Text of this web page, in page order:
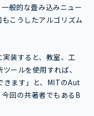
般的な畳み込みニュー
こうしたアルゴリズム
実装すると、教室、工
ールを使用すれば、
きます」と、MITのAut
回の共著者でもあるB